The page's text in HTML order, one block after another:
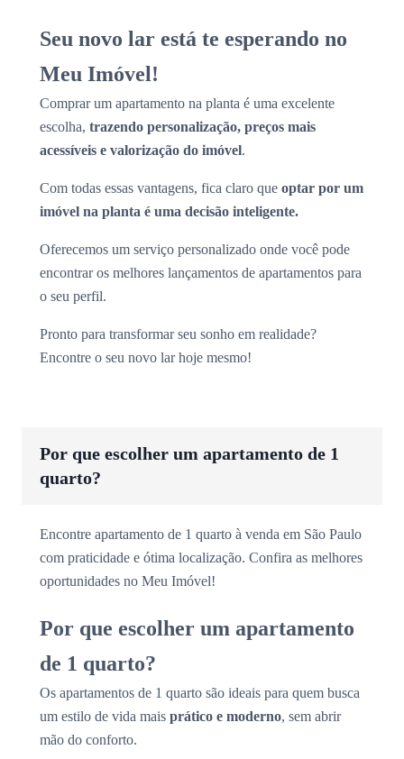
Seu novo lar está te esperando no
Meu Imóvel!
Comprar um apartamento na planta é uma excelente
escolha, trazendo personalização, preços mais
acessíveis e valorização do imóvel.
Com todas essas vantagens, fica claro que optar por um
imóvel na planta é uma decisão inteligente.
Oferecemos um serviço personalizado onde você pode
encontrar os melhores lançamentos de apartamentos para
o seu perfil.
Pronto para transformar seu sonho em realidade?
Encontre o seu novo lar hoje mesmo!
Por que escolher um apartamento de 1
quarto?
Encontre apartamento de 1 quarto à venda em São Paulo
com praticidade e ótima localização. Confira as melhores
oportunidades no Meu Imóvel!
Por que escolher um apartamento
de 1 quarto?
Os apartamentos de 1 quarto são ideais para quem busca
um estilo de vida mais prático e moderno, sem abrir
mão do conforto.